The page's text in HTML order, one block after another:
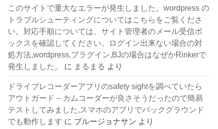
このサイトで重大なエラーが発生しました。wordpress の
トラブルシューティングについてはこちらをご覧くださ
い。対応手順については、サイト管理者のメール受信ボ
ックスを確認してください。ログイン出来ない場合の対
処方法,wordpress,プラグイン,BJの場合はなぜかRinkerで
発生しました。
に まるまる より
ドライブレコーダーアプリのsafety sightを調べていたら
アウトガード – カムコーダーが良さそうだったので簡易
テストしてみました,スマホのアプリでバックグラウンド
でも動作します に ブルージョナサン より